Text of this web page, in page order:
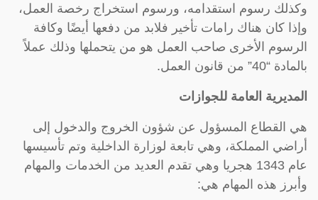
وكذلك رسوم استقدامه، ورسوم استخراج رخصة العمل،
وإذا كان هناك رامات تأخير فلابد من دفعها أيضًا وكافة
الرسوم الأخرى صاحب العمل هو من يتحملها وذلك عملاً
بالمادة “40” من قانون العمل.
المديرية العامة للجوازات
هي القطاع المسؤول عن شؤون الخروج والدخول إلى
أراضي المملكة، وهي تابعة لوزارة الداخلية وتم تأسيسها
عام 1343 هجريا وهي تقدم العديد من الخدمات والمهام
وأبرز هذه المهام هي: